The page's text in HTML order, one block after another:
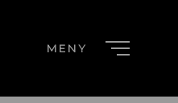
MENY